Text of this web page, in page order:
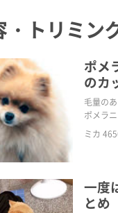
・トリミン
ポメ
のカ
毛量の
ポメラ
ミカ
一度
とめ